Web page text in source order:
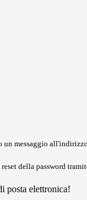
un messaggio
della password
posta elettronica!